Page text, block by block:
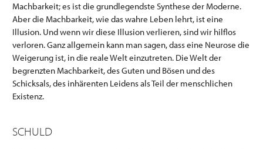
Machbarkeit; es ist die grundlegendste Synthese der Moderne.
Aber die Machbarkeit, wie das wahre Leben lehrt, ist eine
Illusion. Und wenn wir diese Illusion verlieren, sind wir hilflos
verloren. Ganz allgemein kann man sagen, dass eine Neurose die
Weigerung ist, in die reale Welt einzutreten. Die Welt der
begrenzten Machbarkeit, des Guten und Bösen und des
Schicksals, des inhärenten Leidens als Teil der menschlichen
Existenz.
SCHULD